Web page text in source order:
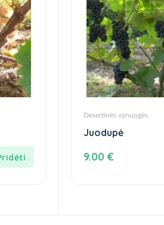
Desertinės vynuogės
Juodupė
9.00 €